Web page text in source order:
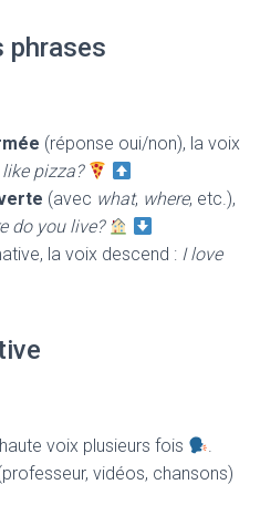
phrases
(réponse oui/non), la voix
pizza?
(avec what, where, etc.),
do you live?
la voix descend : I love
voix plusieurs fois
.
vidéos, chansons)